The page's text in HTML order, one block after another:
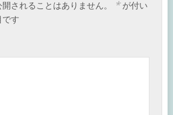
されることはありません。 *が付い
です